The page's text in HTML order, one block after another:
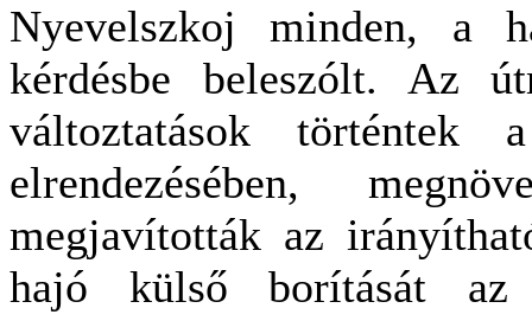
Nyevelszkoj minden, a
kérdésbe beleszólt. Az
változtatások történtek
elrendezésében,
megjavították az
hajó külső borítását az